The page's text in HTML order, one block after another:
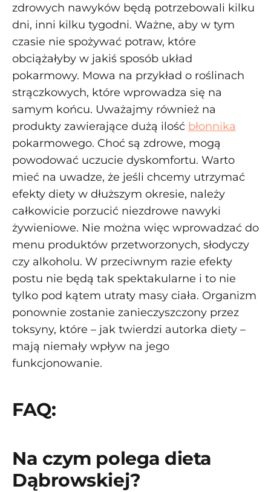
zdrowych nawyków będą potrzebowali kilku
dni, inni kilku tygodni. Ważne, aby w tym
czasie nie spożywać potraw, które
obciążałyby w jakiś sposób układ
pokarmowy. Mowa na przykład o roślinach
strączkowych, które wprowadza się na
samym końcu. Uważajmy również na
produkty zawierające dużą ilość błonnika
pokarmowego. Choć są zdrowe, mogą
powodować uczucie dyskomfortu. Warto
mieć na uwadze, że jeśli chcemy utrzymać
efekty diety w dłuższym okresie, należy
całkowicie porzucić niezdrowe nawyki
żywieniowe. Nie można więc wprowadzać do
menu produktów przetworzonych, słodyczy
czy alkoholu. W przeciwnym razie efekty
postu nie będą tak spektakularne i to nie
tylko pod kątem utraty masy ciała. Organizm
ponownie zostanie zanieczyszczony przez
toksyny, które – jak twierdzi autorka diety –
mają niemały wpływ na jego
funkcjonowanie.
FAQ:
Na czym polega dieta
Dąbrowskiej?